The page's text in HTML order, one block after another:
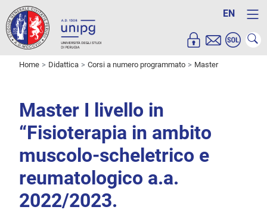
EN
Home Didattica Corsi a numero programmato Master
Master I livello in
“Fisioterapia in ambito
muscolo-scheletrico e
reumatologico a.a.
2022/2023.